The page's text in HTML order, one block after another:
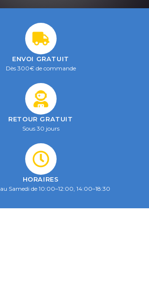
ENVOI GRATUIT
Dès 300€ de commande
RETOUR GRATUIT
Sous 30 jours
HORAIRES
Samedi de 10:00–12:00, 14:00–18:30